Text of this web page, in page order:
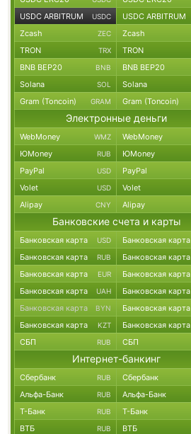
USDC ARBITRUM USDC USDC ARBITRUM
Zcash ZEC Zcash
TRON TRX TRON
BNB BEP20 BNB BNB BEP20
Solana SOL Solana
Gram (Toncoin) GRAM Gram (Toncoin)
Электронные деньги
WebMoney WMZ WebMoney
ЮMoney RUB ЮMoney
PayPal USD PayPal
Volet USD Volet
Alipay CNY Alipay
Банковские счета и карты
Банковская карта USD Банковская карта
Банковская карта RUB Банковская карта
Банковская карта EUR Банковская карта
Банковская карта UAH Банковская карта
Банковская карта BYN Банковская карта
Банковская карта KZT Банковская карта
СБП RUB СБП
Интернет-банкинг
Сбербанк RUB Сбербанк
Альфа-Банк RUB Альфа-Банк
Т-Банк RUB Т-Банк
ВТБ RUB ВТБ